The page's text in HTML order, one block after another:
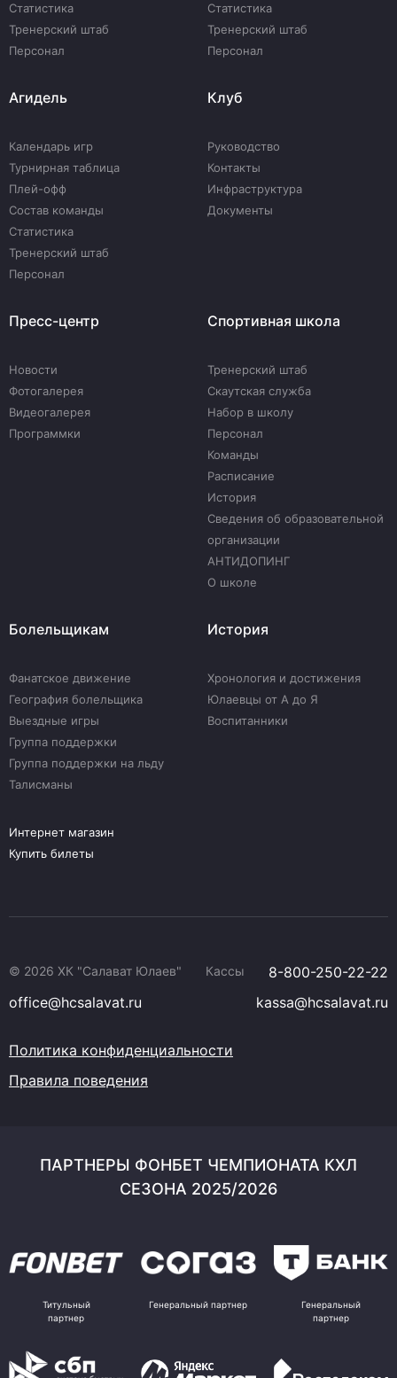
Статистика
Тренерский штаб
Персонал
Статистика
Тренерский штаб
Персонал
Агидель
Календарь игр
Турнирная таблица
Плей-офф
Состав команды
Статистика
Тренерский штаб
Персонал
Клуб
Руководство
Контакты
Инфраструктура
Документы
Пресс-центр
Новости
Фотогалерея
Видеогалерея
Программки
Спортивная школа
Тренерский штаб
Скаутская служба
Набор в школу
Персонал
Команды
Расписание
История
Сведения об образовательной
организации
АНТИДОПИНГ
О школе
Болельщикам
Фанатское движение
География болельщика
Выездные игры
Группа поддержки
Группа поддержки на льду
Талисманы
История
Хронология и достижения
Юлаевцы от А до Я
Воспитанники
Интернет магазин
Купить билеты
© 2026 ХК "Салават Юлаев" Кассы
8-800-250-22-22
office@hcsalavat.ru
kassa@hcsalavat.ru
Политика конфиденциальности
Правила поведения
ПАРТНЕРЫ ФОНБЕТ ЧЕМПИОНАТА КХЛ
СЕЗОНА 2025/2026
Титульный
партнер
Генеральный партнер
Генеральный
партнер